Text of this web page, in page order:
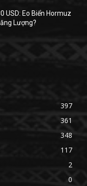
USD: Eo Biển Hormuz
Lượng?
397
361
348
117
2
0